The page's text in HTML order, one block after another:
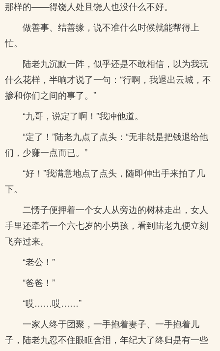
那样的——得饶人处且饶人也没什么不好。
做善事、结善缘，说不准什么时候就能帮得上
忙。
陆老九沉默一阵，似乎还是不敢相信，以为我玩
什么花样，半晌才说了一句：“行啊，我退出云城，不
掺和你们之间的事了。”
“九哥，说定了啊！”我冲他道。
“定了！”陆老九点了点头：“无非就是把钱退给他
们，少赚一点而已。”
“好！”我满意地点了点头，随即伸出手来拍了几
下。
二愣子便押着一个女人从旁边的树林走出，女人
手里还牵着一个六七岁的小男孩，看到陆老九便立刻
飞奔过来。
“老公！”
“爸爸！”
“哎……哎……”
一家人终于团聚，一手抱着妻子、一手抱着儿
子，陆老九忍不住眼眶含泪，年纪大了终归是有一些